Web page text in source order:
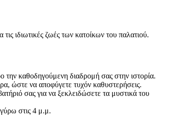
ιδιωτικές ζωές των κατοίκων του παλατιού.
την καθοδηγούμενη διαδρομή σας στην ιστορία.
ώστε να αποφύγετε τυχόν καθυστερήσεις.
σας για να ξεκλειδώσετε τα μυστικά του
στις 4 μ.μ.